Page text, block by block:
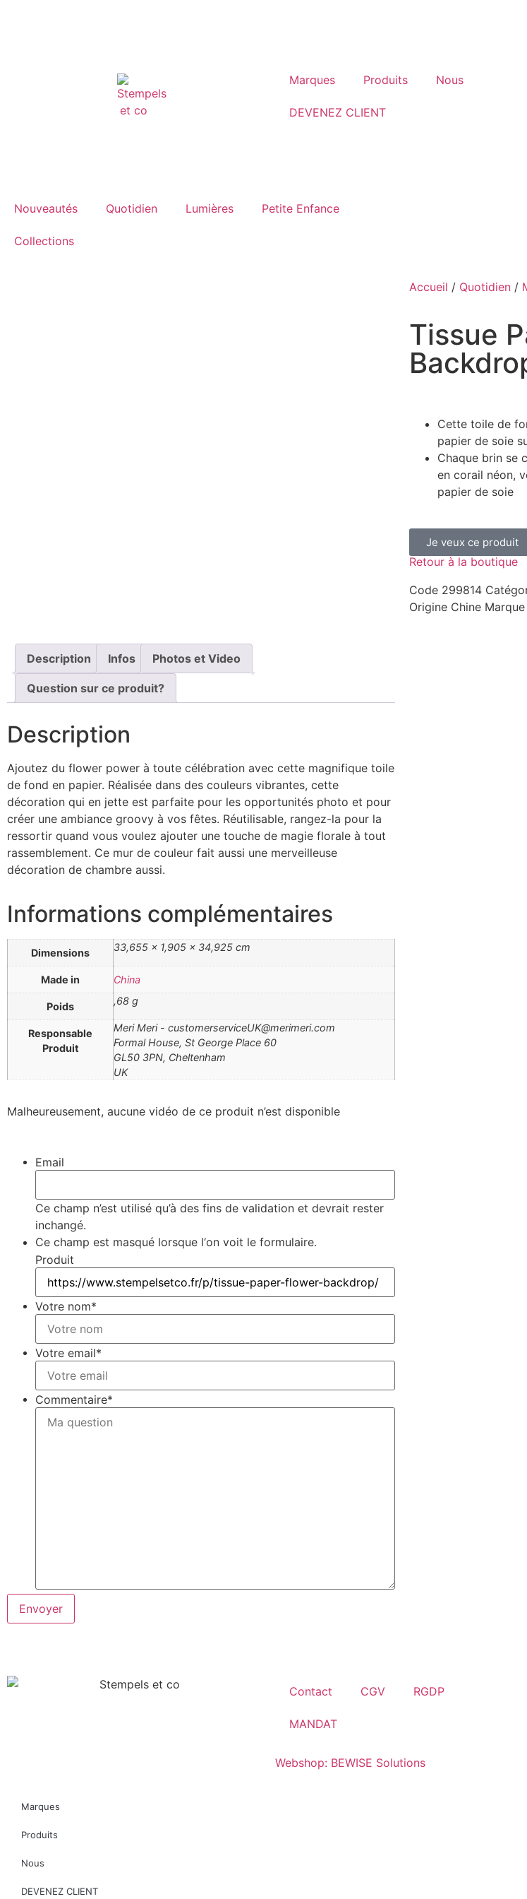
Marques Produits Nous
DEVENEZ CLIENT
Nouveautés Quotidien Lumières Petite Enfance
Collections
Accueil / Quotidien /
Tissue
Cette toile de
papier de soie
Chaque brin se
en corail néon,
papier de soie
Je veux ce produit
Retour à la boutique
Code 299814
Origine Chine Marque
Description Infos Photos et Video
Question sur ce produit?
Description
Ajoutez du flower power à toute célébration avec cette magnifique toile
de fond en papier. Réalisée dans des couleurs vibrantes, cette
décoration qui en jette est parfaite pour les opportunités photo et pour
créer une ambiance groovy à vos fêtes. Réutilisable, rangez-la pour la
ressortir quand vous voulez ajouter une touche de magie florale à tout
rassemblement. Ce mur de couleur fait aussi une merveilleuse
décoration de chambre aussi.
Informations complémentaires
Dimensions 33,655 × 1,905 × 34,925 cm
Made in China
Poids ,68 g
Responsable
Produit
Meri Meri - customerserviceUK@merimeri.com
Formal House, St George Place 60
GL50 3PN, Cheltenham
UK
Malheureusement, aucune vidéo de ce produit n’est disponible
Email
Ce champ n’est utilisé qu’à des fins de validation et devrait rester
inchangé.
Ce champ est masqué lorsque l‘on voit le formulaire.
Produit
Votre nom*
Votre email*
Commentaire*
Envoyer
Contact CGV RGDP
MANDAT
Webshop: BEWISE Solutions
Marques
Produits
Nous
DEVENEZ CLIENT